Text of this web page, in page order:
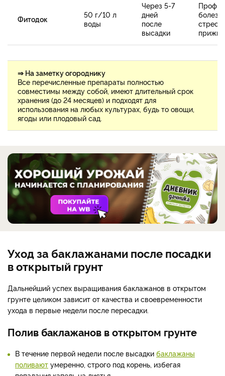
Фитодок
50 г/10 л
воды
Через 5-7
дней
после
высадки
⇒ На заметку огороднику
Все перечисленные препараты полностью
совместимы между собой, имеют длительный срок
хранения (до 24 месяцев) и подходят для
использования на любых культурах, будь то овощи,
ягоды или плодовый сад.
Уход за баклажанами после посадки
в открытый грунт
Дальнейший успех выращивания баклажанов в открытом
грунте целиком зависит от качества и своевременности
ухода в первые недели после пересадки.
Полив баклажанов в открытом грунте
В течение первой недели после высадки баклажаны
поливают умеренно, строго под корень, избегая